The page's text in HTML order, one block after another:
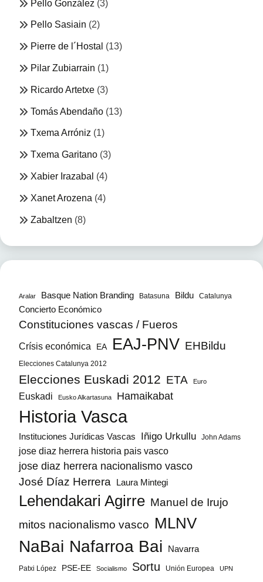
Pello González (3)
Pello Sasiain (2)
Pierre de l´Hostal (13)
Pilar Zubiarrain (1)
Ricardo Artetxe (3)
Tomás Abendaño (13)
Txema Arróniz (1)
Txema Garitano (3)
Xabier Irazabal (4)
Xanet Arozena (4)
Zabaltzen (8)
Aralar Basque Nation Branding Batasuna Bildu Catalunya
Concierto Económico
Constituciones vascas / Fueros
Crísis económica EA EAJ-PNV EHBildu
Elecciones Catalunya 2012
Elecciones Euskadi 2012 ETA Euro
Euskadi Eusko Alkartasuna Hamaikabat
Historia Vasca
Instituciones Jurídicas Vascas Iñigo Urkullu John Adams
jose diaz herrera historia pais vasco
jose diaz herrera nacionalismo vasco
José Díaz Herrera Laura Mintegi
Lehendakari Agirre Manuel de Irujo
mitos nacionalismo vasco MLNV
NaBai Nafarroa Bai Navarra
Patxi López PSE-EE Socialismo Sortu Unión Europea UPN